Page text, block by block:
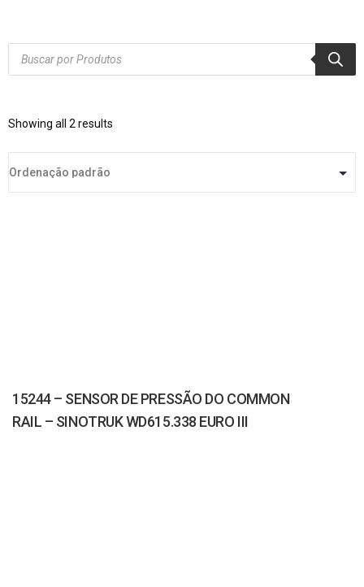
Xcmg(425)
Products
search
Showing all 2 results
15244 – SENSOR DE PRESSÃO DO COMMON
RAIL – SINOTRUK WD615.338 EURO III